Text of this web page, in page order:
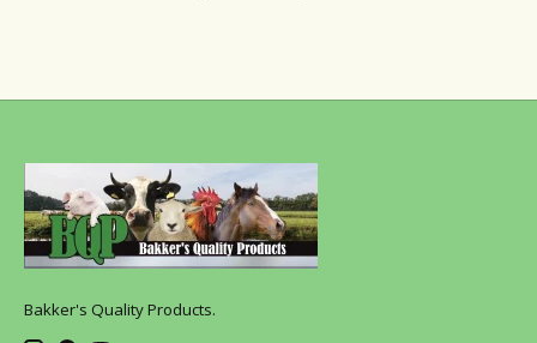
Bakker's Quality Products.